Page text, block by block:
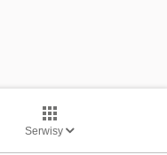
Serwisy